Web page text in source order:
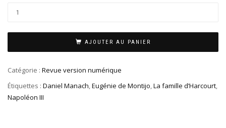
AJOUTER AU PANIER
Catégorie : Revue version numérique
Étiquettes : Daniel Manach,Eugénie de Montijo,La famille d’Harcourt,
Napoléon III